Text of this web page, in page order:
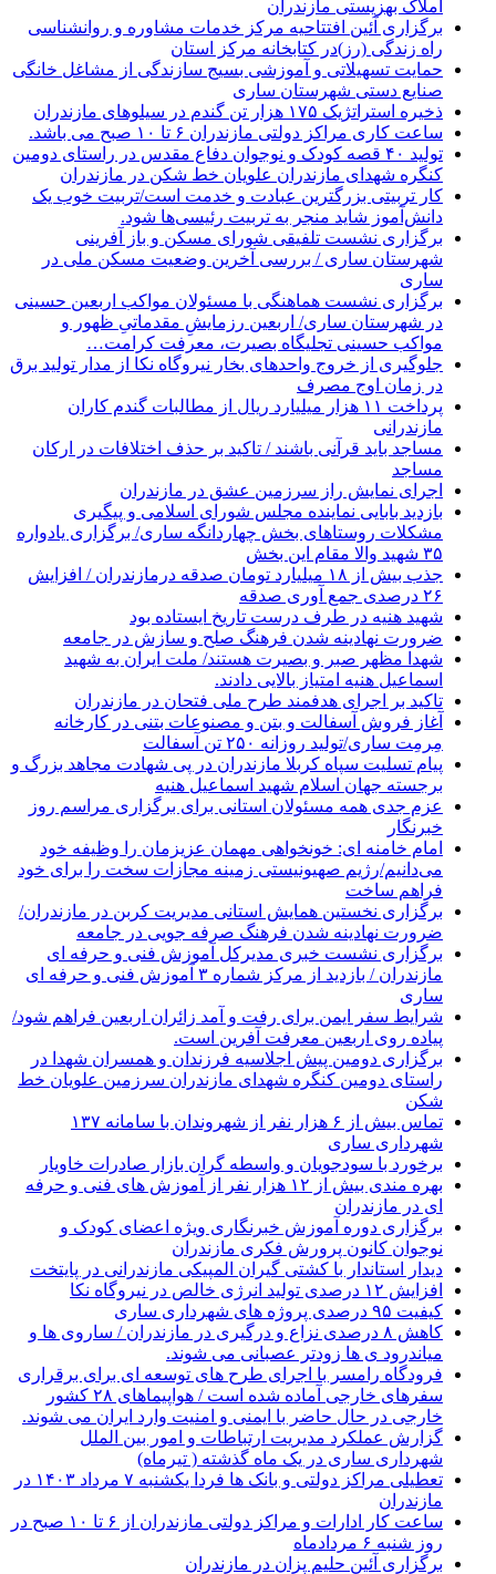
املاک بهزیستی مازندران
برگزاری آئین افتتاحیه مرکز خدمات مشاوره و روانشناسی
راه زندگی (رز)در کتابخانه مرکز استان
حمایت تسهیلاتی و آموزشی بسیج سازندگی از مشاغل خانگی
صنایع دستی شهرستان ساری
ذخیره استراتژیک ۱۷۵ هزار تن گندم در سیلوهای مازندران
ساعت کاری مراکز دولتی مازندران ۶ تا ۱۰ صبح می باشد.
تولید ۴۰ قصه کودک و نوجوان دفاع مقدس در راستای دومین
کنگره شهدای مازندران علویان خط شکن در مازندران
کار تربیتی بزرگترین عبادت و خدمت است/تربیت خوب یک
دانش‌آموز شاید منجر به تربیت رئیسی‌ها شود.
برگزاری ‌نشست تلفیقی شورای مسکن و باز آفرینی
شهرستان ساری / بررسی آخرین وضعیت مسکن ملی در
ساری
برگزاری نشست هماهنگی با مسئولان مواکب اربعین حسینی
در شهرستان ساری/ اربعین رزمایشِ مقدماتیِ ظهور و
مواکب حسینی تجلیگاه بصیرت، معرفت کرامت…
جلوگیری از خروج واحدهای بخار نیروگاه نکا از مدار تولید برق
در زمان اوج مصرف
پرداخت ۱۱ هزار میلیارد ریال از مطالبات گندم کاران
مازندرانی
مساجد باید قرآنی باشند / تاکید بر حذف اختلافات در ارکان
مساجد
اجرای نمایش راز سرزمین عشق در مازندران
بازدید بابایی نماینده مجلس شورای اسلامی و پیگیری
مشکلات روستاهای بخش چهاردانگه ساری/ برگزاری یادواره
۳۵ شهید والا مقام این بخش
جذب بیش از ۱۸ میلیارد تومان صدقه درمازندران / افزایش
۲۶ درصدی جمع آوری صدقه
شهید هنیه در طرف درست تاریخ ایستاده بود
ضرورت نهادینه شدن فرهنگ صلح و سازش در جامعه
شهدا مظهر صبر و بصیرت هستند/ ملت ایران به شهید
اسماعیل هنیه امتیاز بالایی دادند.
تاکید بر اجرای هدفمند طرح ملی فتحان در مازندران
آغاز فروش آسفالت و بتن و مصنوعات بتنی در کارخانه
مِرمِت ساری/تولید روزانه ۲۵۰ تن آسفالت
پیام تسلیت سپاه کربلا مازندران در پی شهادت مجاهد بزرگ و
برجسته جهان اسلام شهید اسماعیل هنیه
عزم جدی همه مسئولان استانی برای برگزاری مراسم روز
خبرنگار
امام خامنه ای: خونخواهی مهمان عزیزمان را وظیفه خود
می‌دانیم/رژیم صهیونیستی زمینه مجازات سخت را برای خود
فراهم ساخت
برگزاری نخستین همایش استانی مدیریت کربن در مازندران/
ضرورت نهادینه شدن فرهنگ صرفه جویی در جامعه
برگزاری نشست خبری مدیرکل آموزش فنی و حرفه ای
مازندران / بازدید از مرکز شماره ۳ آموزش فنی و حرفه ای
ساری
شرایط سفر ایمن برای رفت و آمد زائران اربعین فراهم شود/
پیاده روی اربعین معرفت آفرین است.
برگزاری دومین پیش اجلاسیه فرزندان و همسران شهدا در
راستای دومین کنگره شهدای مازندران سرزمین علویان خط
شکن
تماس بیش از ۶ هزار نفر از شهروندان با سامانه ۱۳۷
شهرداری ساری
برخورد با سودجویان و واسطه گران بازار صادرات خاویار
بهره مندی بیش از ۱۲ هزار نفر از آموزش های فنی و حرفه
ای در مازندران
برگزاری دوره آموزش خبرنگاری ویژه اعضای کودک و
نوجوان کانون پرورش فکری مازندران
دیدار استاندار با کشتی گیران المپیکی مازندرانی در پایتخت
افزایش ۱۲ درصدی تولید انرژی خالص در نیروگاه نکا
کیفیت ۹۵ درصدی پروژه های شهرداری ساری
کاهش ۸ درصدی نزاع و درگیری در مازندران / ساروی ها و
میاندرود ی ها زودتر عصبانی می شوند.
فرودگاه رامسر با اجرای طرح های توسعه ای برای برقراری
سفرهای خارجی آماده شده است / هواپیماهای ۲۸ کشور
خارجی در حال حاضر با ایمنی و امنیت وارد ایران می شوند.
گزارش عملکرد مدیریت ارتباطات و امور بین الملل
شهرداری ساری در یک ماه گذشته ( تیرماه)
تعطیلی مراکز دولتی و بانک ها فردا یکشنبه ۷ مرداد ۱۴۰۳ در
مازندران
ساعت کار ادارات و مراکز دولتی مازندران از ۶ تا ۱۰ صبح در
روز شنبه ۶ مردادماه
برگزاری آئین حلیم پزان در مازندران